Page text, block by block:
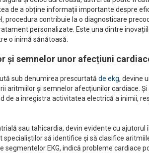
de a obține informații importante despre
procedura contribuie la o diagnosticare
personalizate. Este una dintre
o inimă sănătoasă.
și semnelor unor afecțiuni
sub denumirea prescurtată de ekg, devine
aritmiilor și semnelor afecțiunilor cardiace.
de a înregistra activitatea electrică a inimii,
sau tahicardia, devin evidente cu ajutorul
să identifice și să clasifice
EKG, indică probleme cardiace